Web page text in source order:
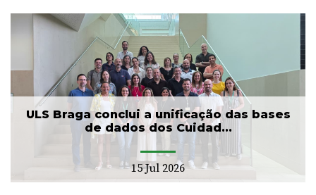
ULS Braga conclui a unificação das bases
de dados dos Cuidad...
15 Jul 2026